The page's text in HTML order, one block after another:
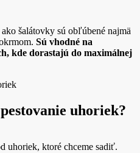
šalátovky sú obľúbené najmä
Sú vhodné na
kde dorastajú do maximálnej
uhoriek?
uhoriek, ktoré chceme sadiť.